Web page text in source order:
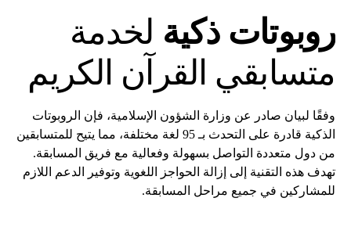
روبوتات ذكية لخدمة
متسابقي القرآن الكريم
وفقًا لبيان صادر عن وزارة الشؤون الإسلامية، فإن الروبوتات
الذكية قادرة على التحدث بـ 95 لغة مختلفة، مما يتيح للمتسابقين
من دول متعددة التواصل بسهولة وفعالية مع فريق المسابقة.
تهدف هذه التقنية إلى إزالة الحواجز اللغوية وتوفير الدعم اللازم
للمشاركين في جميع مراحل المسابقة.